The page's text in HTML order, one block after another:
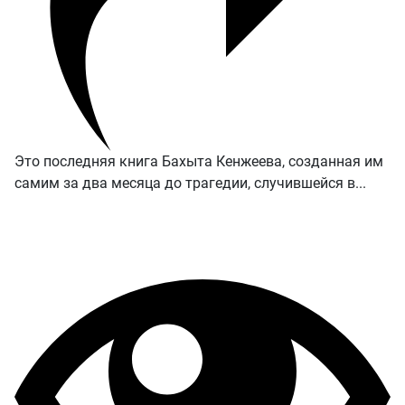
Это последняя книга Бахыта Кенжеева, созданная им
самим за два месяца до трагедии, случившейся в...